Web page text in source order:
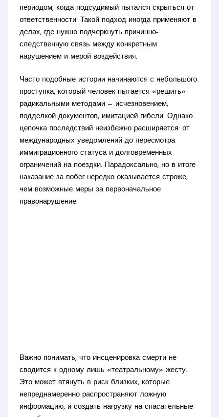
периодом, когда подсудимый пытался скрыться от
ответственности. Такой подход иногда применяют в
делах, где нужно подчеркнуть причинно-
следственную связь между конкретным
нарушением и мерой воздействия.
Часто подобные истории начинаются с небольшого
проступка, который человек пытается «решить»
радикальными методами — исчезновением,
подделкой документов, имитацией гибели. Однако
цепочка последствий неизбежно расширяется: от
международных уведомлений до пересмотра
иммиграционного статуса и долговременных
ограничений на поездки. Парадоксально, но в итоге
наказание за побег нередко оказывается строже,
чем возможные меры за первоначальное
правонарушение.
Важно понимать, что инсценировка смерти не
сводится к одному лишь «театральному» жесту.
Это может втянуть в риск близких, которые
непреднамеренно распространяют ложную
информацию, и создать нагрузку на спасательные